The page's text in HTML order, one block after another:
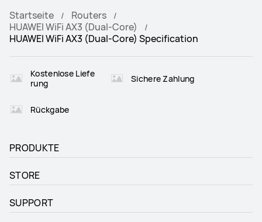
Startseite
Routers
HUAWEI WiFi AX3 (Dual-Core)
HUAWEI WiFi AX3 (Dual-Core) Specification
Kostenlose Liefe
rung
Sichere Zahlung
Rückgabe
PRODUKTE
STORE
SUPPORT